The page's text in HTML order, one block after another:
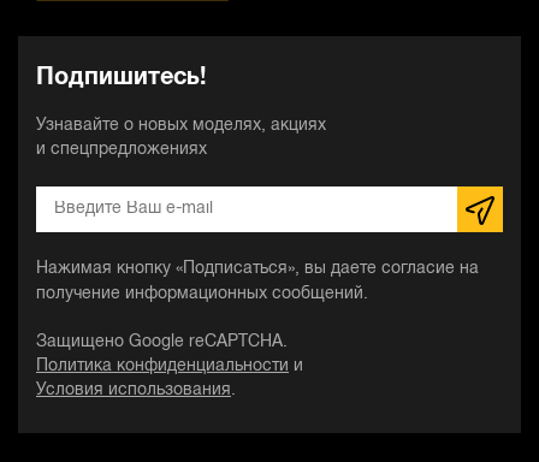
Подпишитесь!
Узнавайте о новых моделях, акциях
и спецпредложениях
Нажимая кнопку «Подписаться», вы даете согласие на
получение информационных сообщений.
Защищено Google reCAPTCHA.
Политика конфиденциальности
и
Условия использования .